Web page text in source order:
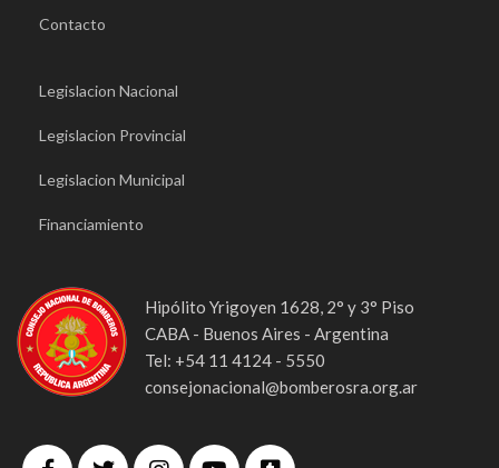
Contacto
Legislacion Nacional
Legislacion Provincial
Legislacion Municipal
Financiamiento
Hipólito Yrigoyen 1628, 2° y 3° Piso
CABA - Buenos Aires - Argentina
Tel: +54 11 4124 - 5550
consejonacional@bomberosra.org.ar